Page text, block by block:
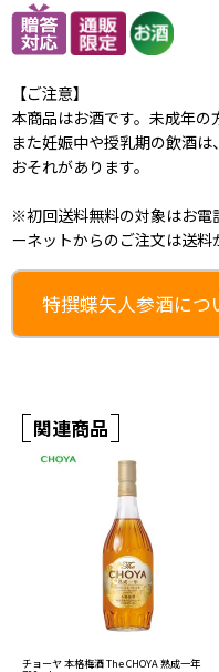
【ご注意】
本商品はお酒です。未成年の
また妊娠中や授乳期の飲酒
おそれがあります。
※初回送料無料の対象はお電
ーネットからのご注文は送料
特撰蝶矢人参酒につ
関連商品
チョーヤ 本格梅酒 The CHOYA 熟成一年